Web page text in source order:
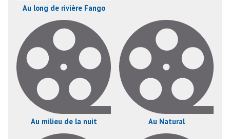
Au long de rivière Fango
Au milieu de la nuit Au Natural